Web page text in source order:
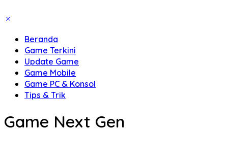
Beranda
Game Terkini
Update Game
Game Mobile
Game PC & Konsol
Tips & Trik
Game Next Gen